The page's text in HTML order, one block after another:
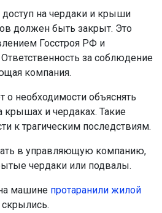
на чердаки и крыши
должен быть закрыт. Это
Госстроя РФ и
за соблюдение
компания.
необходимости объяснять
крышах и чердаках. Такие
к трагическим последствиям.
в управляющую компанию,
чердаки или подвалы.
машине протаранили жилой